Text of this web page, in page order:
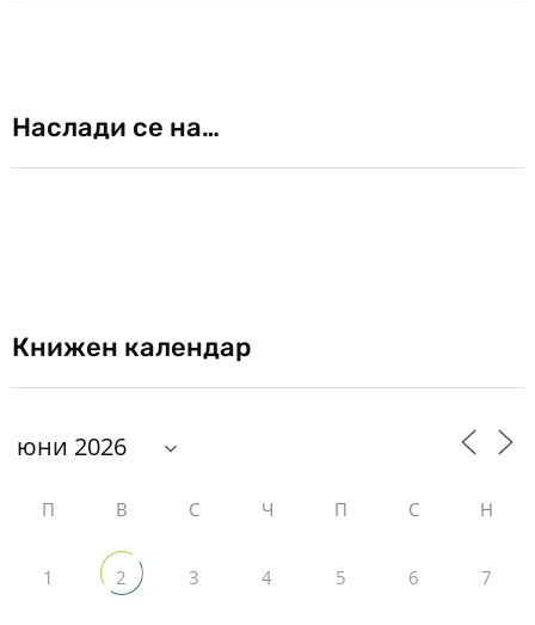
Наслади се на…
Книжен календар
П В С Ч П С Н
1 2 3 4 5 6 7